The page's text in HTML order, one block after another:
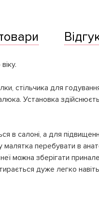
стільчика для
Установка
в салоні, а для
перебувати в
можна зберігати
дуже легко